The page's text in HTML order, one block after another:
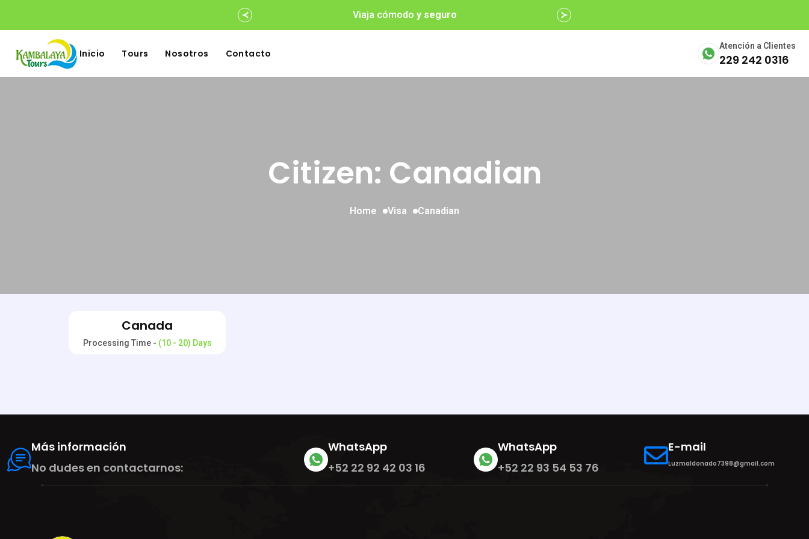
Viaja cómodo y seguro
Inicio Tours Nosotros Contacto
Atención a Clientes
229 242 0316
Citizen: Canadian
Home Visa Canadian
Canada
Processing Time - (10 - 20) Days
Más información
No dudes en contactarnos:
WhatsApp
+52 22 92 42 03 16
WhatsApp
+52 22 93 54 53 76
E-mail
Luzmaldonado7398@gmail.com